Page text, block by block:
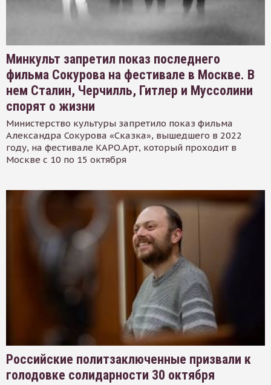
Минкульт запретил показ последнего
фильма Сокурова на фестивале в Москве. В
нем Сталин, Черчилль, Гитлер и Муссолини
спорят о жизни
Министерство культуры запретило показ фильма
Александра Сокурова «Сказка», вышедшего в 2022
году, на фестивале КАРО.Арт, который проходит в
Москве с 10 по 15 октября
Российские политзаключенные призвали к
голодовке солидарности 30 октября